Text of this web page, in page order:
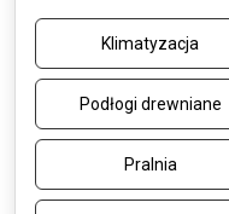
Klimatyzacja
Podłogi drewniane
Pralnia